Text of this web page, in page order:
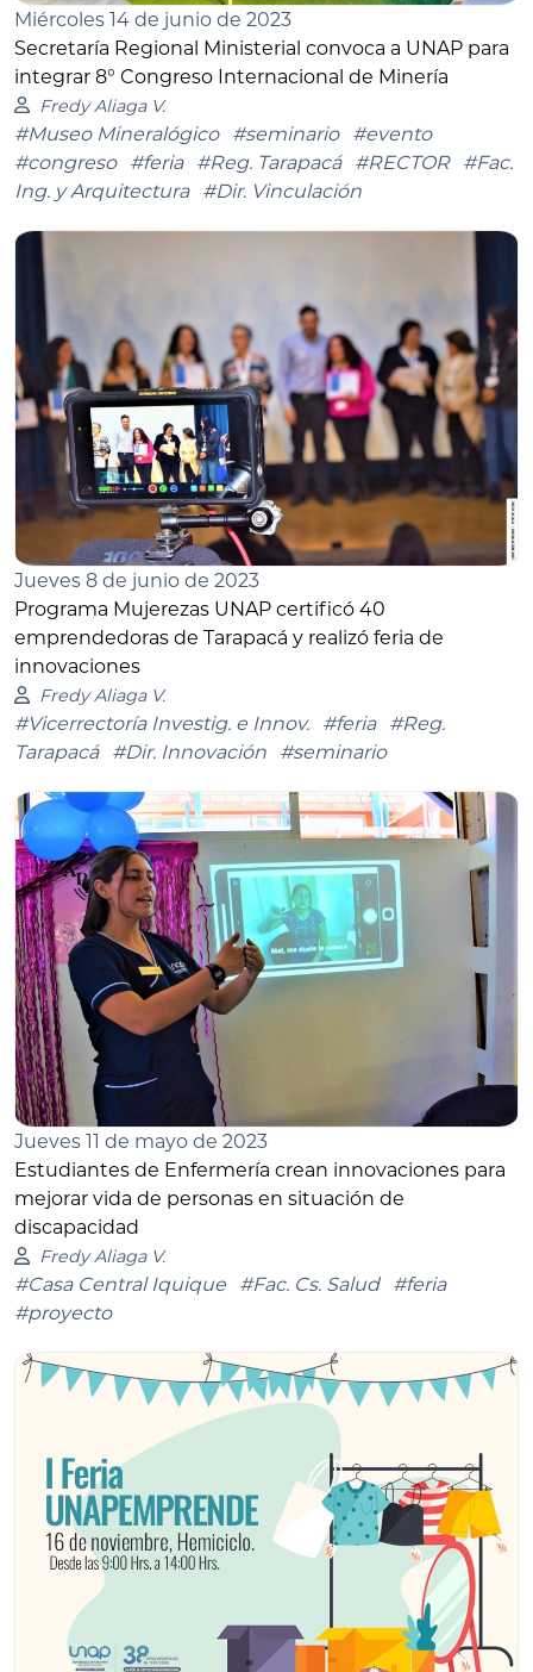
Miércoles 14 de junio de 2023
Secretaría Regional Ministerial convoca a UNAP para
integrar 8° Congreso Internacional de Minería
Fredy Aliaga V.
#Museo Mineralógico #seminario
#evento
#congreso
#feria #Reg. Tarapacá #RECTOR
#Fac.
Ing. y Arquitectura
#Dir. Vinculación
Jueves 8 de junio de 2023
Programa Mujerezas UNAP certificó 40
emprendedoras de Tarapacá y realizó feria de
innovaciones
Fredy Aliaga V.
#Vicerrectoría Investig. e Innov. #feria
#Reg.
Tarapacá
#Dir. Innovación #seminario
Jueves 11 de mayo de 2023
Estudiantes de Enfermería crean innovaciones para
mejorar vida de personas en situación de
discapacidad
Fredy Aliaga V.
#Casa Central Iquique #Fac. Cs. Salud
#feria
#proyecto